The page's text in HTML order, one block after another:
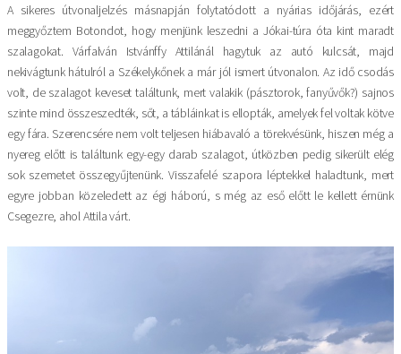
A sikeres útvonaljelzés másnapján folytatódott a nyárias időjárás, ezért
meggyőztem Botondot, hogy menjünk leszedni a Jókai-túra óta kint maradt
szalagokat. Várfalván Istvánffy Attilánál hagytuk az autó kulcsát, majd
nekivágtunk hátulról a Székelykőnek a már jól ismert útvonalon. Az idő csodás
volt, de szalagot keveset találtunk, mert valakik (pásztorok, fanyűvők?) sajnos
szinte mind összeszedték, sőt, a tábláinkat is ellopták, amelyek fel voltak kötve
egy fára. Szerencsére nem volt teljesen hiábavaló a törekvésünk, hiszen még a
nyereg előtt is találtunk egy-egy darab szalagot, útközben pedig sikerült elég
sok szemetet összegyűjtenünk. Visszafelé szapora léptekkel haladtunk, mert
egyre jobban közeledett az égi háború, s még az eső előtt le kellett érnünk
Csegezre, ahol Attila várt.